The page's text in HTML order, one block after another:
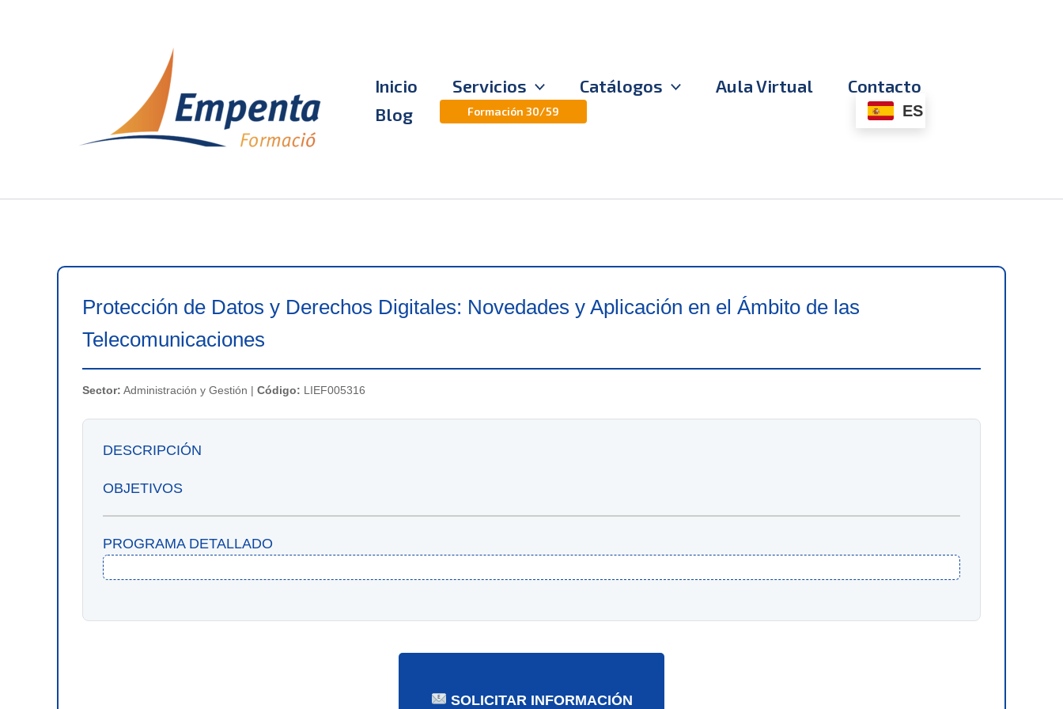
Inicio Servicios Catálogos Aula Virtual
Contacto
Blog
Formación 30/59 ES
Protección de Datos y Derechos Digitales: Novedades y Aplicación en el Ámbito de las
Telecomunicaciones
Sector: Administración y Gestión | Código: LIEF005316
DESCRIPCIÓN
OBJETIVOS
PROGRAMA DETALLADO
SOLICITAR INFORMACIÓN